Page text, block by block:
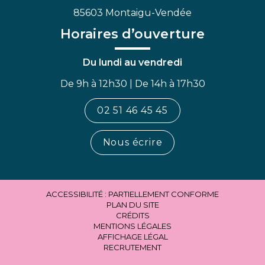
85603 Montaigu-Vendée
Horaires d’ouverture
Du lundi au vendredi
De 9h à 12h30 | De 14h à 17h30
02 51 46 45 45
Nous écrire
ACCESSIBILITÉ : PARTIELLEMENT CONFORME
PLAN DU SITE
CRÉDITS
MENTIONS LÉGALES
AFFICHAGE LÉGAL
RECRUTEMENT